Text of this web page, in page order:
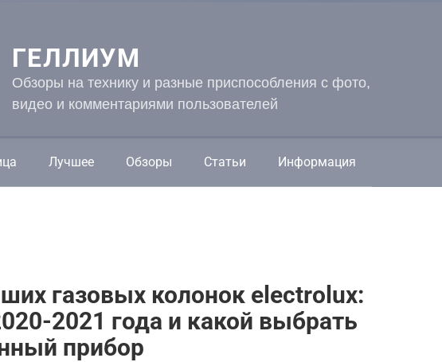
ГЕЛЛИУМ
Обзоры на технику и разные приспособления с фото,
видео и комментариями пользователей
Лучшее Обзоры Статьи Информация
газовых колонок electrolux:
2021 года и какой выбрать
прибор